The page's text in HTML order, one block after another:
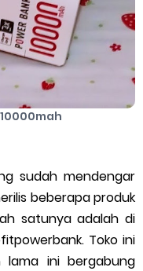
10000mah
sudah mendengar
beberapa produk
satunya adalah di
Toko ini
ini bergabung